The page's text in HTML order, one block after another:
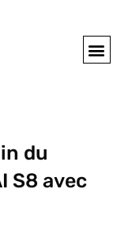
du
S8 avec